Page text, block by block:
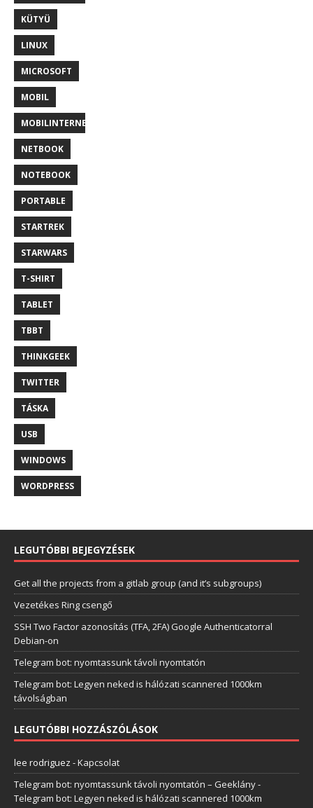
KÜTYÜ
LINUX
MICROSOFT
MOBIL
MOBILINTERNET
NETBOOK
NOTEBOOK
PORTABLE
STARTREK
STARWARS
T-SHIRT
TABLET
TBBT
THINKGEEK
TWITTER
TÁSKA
USB
WINDOWS
WORDPRESS
LEGUTÓBBI BEJEGYZÉSEK
Get all the projects from a gitlab group (and it’s subgroups)
Vezetékes Ring csengő
SSH Two Factor azonosítás (TFA, 2FA) Google Authenticatorral
Debian-on
Telegram bot: nyomtassunk távoli nyomtatón
Telegram bot: Legyen neked is hálózati scannered 1000km
távolságban
LEGUTÓBBI HOZZÁSZÓLÁSOK
lee rodriguez -Kapcsolat
Telegram bot: nyomtassunk távoli nyomtatón – Geeklány-
Telegram bot: Legyen neked is hálózati scannered 1000km